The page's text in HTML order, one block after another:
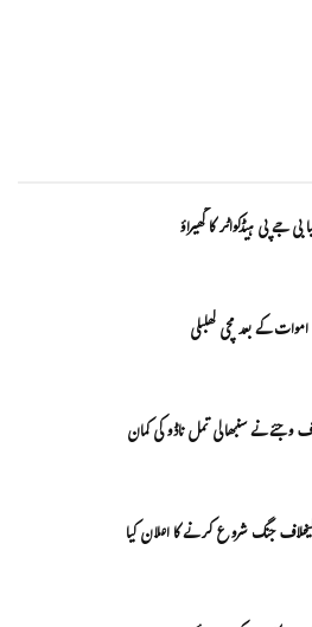
جے پی ہیڈکواٹر کا گھیراؤ
کے بعد مچی کھلبلی
وجئے نے سنبھالی تمل ناڈو کی کمان
جنگ شروع کرنے کا اعلان کیا